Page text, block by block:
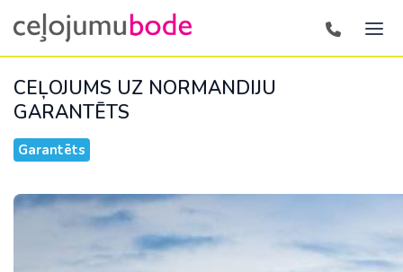
CEĻOJUMS UZ NORMANDIJU
GARANTĒTS
Garantēts